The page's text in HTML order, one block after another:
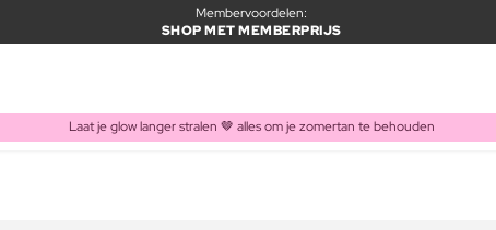
Membervoordelen:
SHOP MET MEMBERPRIJS
Laat je glow langer stralen 🤎 alles om je zomertan te behouden